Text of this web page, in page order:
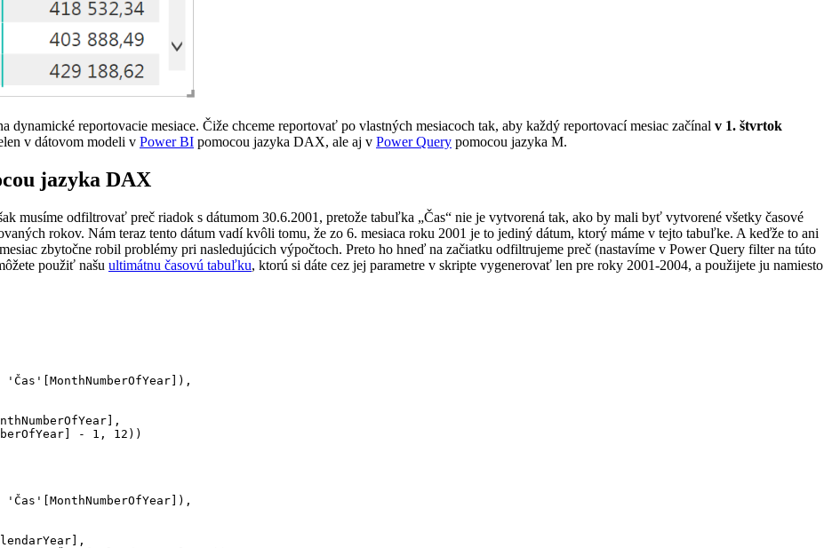
dynamické reportovacie mesiace. Čiže chceme reportovať po vlastných mesiacoch tak, aby každý reportovací mesiac začínal v 1. štvrtok
v dátovom modeli v Power BI pomocou jazyka DAX, ale aj v Power Query pomocou jazyka M.
jazyka DAX
musíme odfiltrovať preč riadok s dátumom 30.6.2001, pretože tabuľka „Čas“ nie je vytvorená tak, ako by mali byť vytvorené všetky časové
rokov. Nám teraz tento dátum vadí kvôli tomu, že zo 6. mesiaca roku 2001 je to jediný dátum, ktorý máme v tejto tabuľke. A keďže to ani
zbytočne robil problémy pri nasledujúcich výpočtoch. Preto ho hneď na začiatku odfiltrujeme preč (nastavíme v Power Query filter na túto
použiť našu ultimátnu časovú tabuľku, ktorú si dáte cez jej parametre v skripte vygenerovať len pre roky 2001-2004, a použijete ju namiesto
'Čas'[MonthNumberOfYear]),
- 1, 12))
'Čas'[MonthNumberOfYear]),